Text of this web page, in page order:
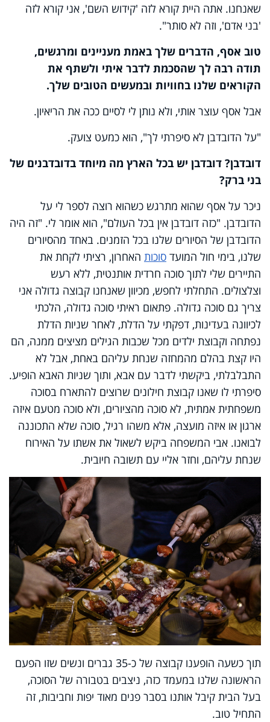
שאנחנו. אתה היית קורא לזה 'קידוש השם', אני קורא לזה
'בני אדם', וזה לא סותר".
טוב אסף, הדברים שלך באמת מעניינים ומרגשים,
תודה רבה לך שהסכמת לדבר איתי ולשתף את
הקוראים שלנו בחוויות ובמעשים הטובים שלך.
אבל אסף עוצר אותי, ולא נותן לי לסיים ככה את הריאיון.
"על הדובדבן לא סיפרתי לך", הוא כמעט צועק.
דובדבן? דובדבן יש בכל הארץ מה מיוחד בדובדבנים של
בני ברק?
ניכר על אסף שהוא מתרגש כשהוא רוצה לספר לי על
הדובדבן. "כזה דובדבן אין בכל העולם", הוא אומר לי. "זה היה
הדובדבן של הסיורים שלנו בכל הזמנים. באחד מהסיורים
שלנו, בימי חול המועד סוכות האחרון, רציתי לקחת את
התיירים שלי לתוך סוכה חרדית אותנטית, ללא רעש
וצלצולים. התחלתי לחפש, מכיוון שאנחנו קבוצה גדולה אני
צריך גם סוכה גדולה. פתאום ראיתי סוכה גדולה, הלכתי
לכיוונה בעדינות, דפקתי על הדלת, לאחר שניות הדלת
נפתחה וקבוצת ילדים מכל שכבות הגילים מציצים ממנה, הם
היו קצת בהלם מהמחזה שנחת עליהם באחת, אבל לא
התבלבלתי, ביקשתי לדבר עם אבא, ותוך שניות האבא הופיע.
סיפרתי לו שאנו קבוצת חילונים שרוצים להתארח בסוכה
משפחתית אמתית, לא סוכה מהציורים, ולא סוכה מטעם איזה
ארגון או איזה מועצה, אלא משהו רגיל, סוכה שלא התכוננה
לבואנו. אבי המשפחה ביקש לשאול את אשתו על האירוח
שנחת עליהם, וחזר אליי עם תשובה חיובית.
תוך כשעה הופענו קבוצה של כ-35 גברים ונשים שזו הפעם
הראשונה שלנו במעמד כזה, ניצבים בטבורה של הסוכה,
בעל הבית קיבל אותנו בסבר פנים מאוד יפות וחביבות, זה
התחיל טוב.